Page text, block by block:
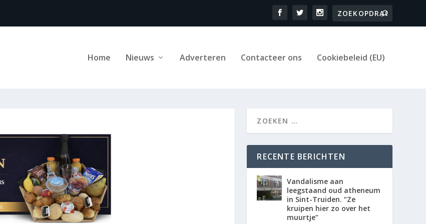
Home Nieuws Adverteren Contacteer ons Cookiebeleid (EU)
RECENTE BERICHTEN
Vandalisme aan
leegstaand oud atheneum
in Sint-Truiden. “Ze
kruipen hier zo over het
muurtje”